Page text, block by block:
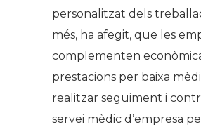
personalitzat dels
més, ha afegit, que les
complementen
prestacions per baixa
realitzar seguiment i
servei mèdic d’empresa